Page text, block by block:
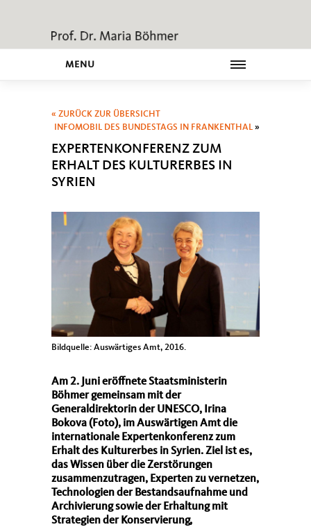
MENU
« ZURÜCK ZUR ÜBERSICHT
INFOMOBIL DES BUNDESTAGS IN FRANKENTHAL »
EXPERTENKONFERENZ ZUM
ERHALT DES KULTURERBES IN
SYRIEN
Bildquelle: Auswärtiges Amt, 2016.
Am 2. Juni eröffnete Staatsministerin
Böhmer gemeinsam mit der
Generaldirektorin der UNESCO, Irina
Bokova (Foto), im Auswärtigen Amt die
internationale Expertenkonferenz zum
Erhalt des Kulturerbes in Syrien. Ziel ist es,
das Wissen über die Zerstörungen
zusammenzutragen, Experten zu vernetzen,
Technologien der Bestandsaufnahme und
Archivierung sowie der Erhaltung mit
Strategien der Konservierung,